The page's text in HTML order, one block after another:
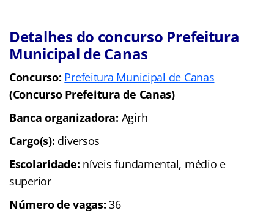
Detalhes do concurso Prefeitura
Municipal de Canas
Concurso: Prefeitura Municipal de Canas
(Concurso Prefeitura de Canas)
Banca organizadora: Agirh
Cargo(s): diversos
Escolaridade: níveis fundamental, médio e
superior
Número de vagas:36